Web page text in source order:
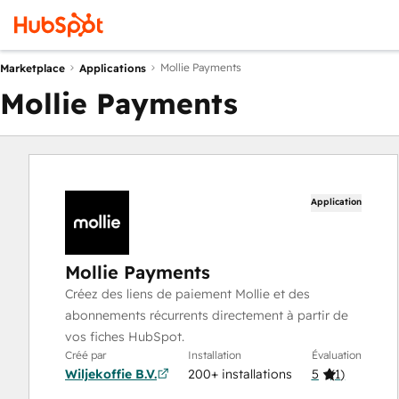
Marketplace Applications Mollie Payments
Mollie Payments
Application
Mollie Payments
Créez des liens de paiement Mollie et des
abonnements récurrents directement à partir de
vos fiches HubSpot.
Créé par
Wiljekoffie B.V.
Installation
200+ installations
Évaluation
5 (1)